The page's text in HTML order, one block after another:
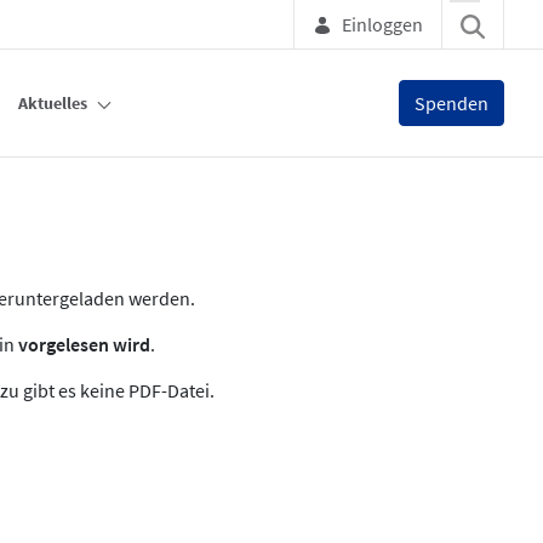
Einloggen
Aktuelles Spenden
werden.
vorgelesen wird.
gibt es keine PDF-Datei.